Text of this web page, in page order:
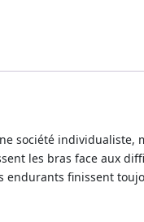
société individualiste,
les bras face aux
endurants finissent